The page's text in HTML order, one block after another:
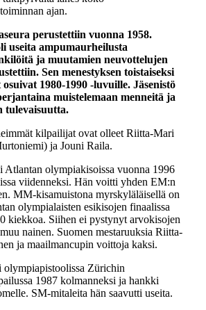
ajan.
perustettiin vuonna 1958.
useita ampumaurheilusta
ja muutamien neuvottelujen
Sen menestyksen toistaiseksi
1980-1990 -luvuille. Jäsenistö
muistelemaan menneitä ja
tulevaisuutta.
kilpailijat ovat olleet Riitta-Mari
ja Jouni Raila.
Atlantan olympiakisoissa vuonna 1996
viidenneksi. Hän voitti yhden EM:n
MM-kisamuistona myrskyläläisellä on
olympialaisten esikisojen finaalissa
kiekkoa. Siihen ei pystynyt arvokisojen
nainen. Suomen mestaruuksia Riitta-
ja maailmancupin voittoja kaksi.
Zürichin
1987 kolmanneksi ja hankki
SM-mitaleita hän saavutti useita.